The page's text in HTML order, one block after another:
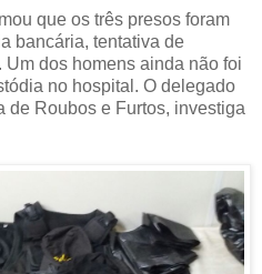
que os três presos foram
bancária, tentativa de
dos homens ainda não foi
no hospital. O delegado
Roubos e Furtos, investiga